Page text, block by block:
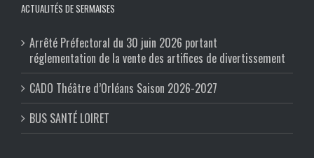
ACTUALITÉS DE SERMAISES
Arrêté Préfectoral du 30 juin 2026 portant
réglementation de la vente des artifices de divertissement
CADO Théâtre d’Orléans Saison 2026-2027
BUS SANTÉ LOIRET